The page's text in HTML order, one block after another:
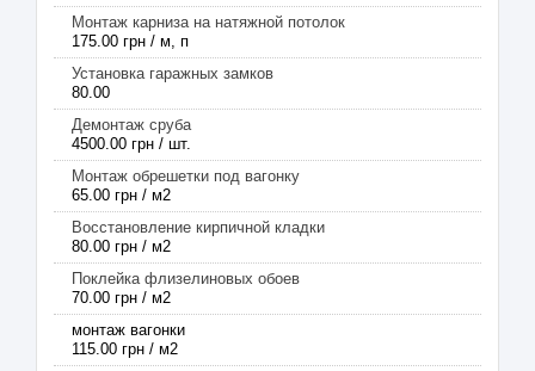
Монтаж карниза на натяжной потолок
175.00 грн / м, п
Установка гаражных замков
80.00
Демонтаж сруба
4500.00 грн / шт.
Монтаж обрешетки под вагонку
65.00 грн / м2
Восстановление кирпичной кладки
80.00 грн / м2
Поклейка флизелиновых обоев
70.00 грн / м2
монтаж вагонки
115.00 грн / м2